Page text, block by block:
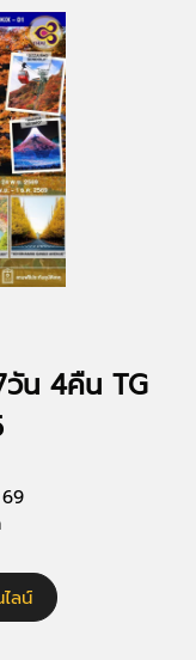
วัน 4คืน TG
ลน์